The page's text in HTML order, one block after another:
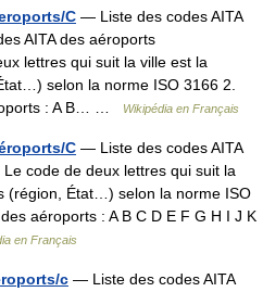
C — Liste des codes AITA
AITA des aéroports
lettres qui suit la ville est la
selon la norme ISO 3166 2.
: A B… …
Wikipédia en Français
C — Liste des codes AITA
code de deux lettres qui suit la
(région, État…) selon la norme ISO
aéroports : A B C D E F G H I J K
en Français
c — Liste des codes AITA